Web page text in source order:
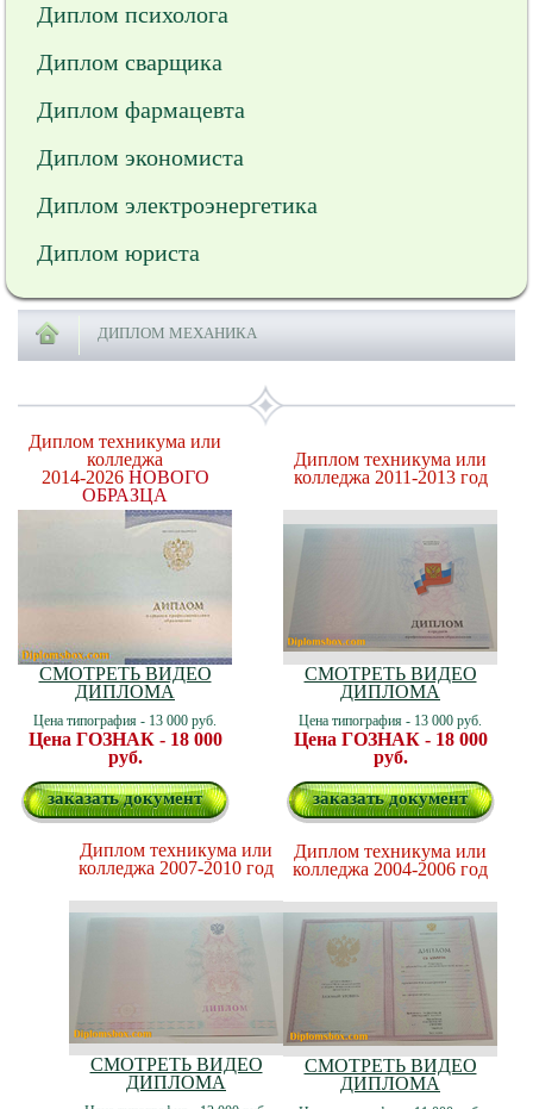
Диплом психолога
Диплом сварщика
Диплом фармацевта
Диплом экономиста
Диплом электроэнергетика
Диплом юриста
ДИПЛОМ МЕХАНИКА
Диплом техникума или
колледжа
2014-2026 НОВОГО
ОБРАЗЦА
СМОТРЕТЬ ВИДЕО
ДИПЛОМА
Цена типография - 13 000 руб.
Цена ГОЗНАК - 18 000
руб.
заказать документ
Диплом техникума или
колледжа 2011-2013 год
СМОТРЕТЬ ВИДЕО
ДИПЛОМА
Цена типография - 13 000 руб.
Цена ГОЗНАК - 18 000
руб.
заказать документ
Диплом техникума или
колледжа 2007-2010 год
СМОТРЕТЬ ВИДЕО
ДИПЛОМА
Диплом техникума или
колледжа 2004-2006 год
СМОТРЕТЬ ВИДЕО
ДИПЛОМА